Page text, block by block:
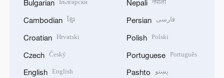
Bulgarian
Cambodian ខ្មែរ
Croatian Hrvatski
Czech Český
English English
Nepali
Persian فارسی
Polish Polski
Portuguese Português
Pashto پښتو